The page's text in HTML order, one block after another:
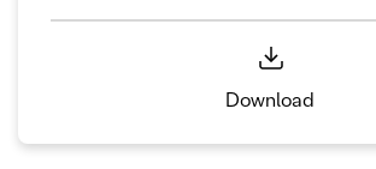
Download